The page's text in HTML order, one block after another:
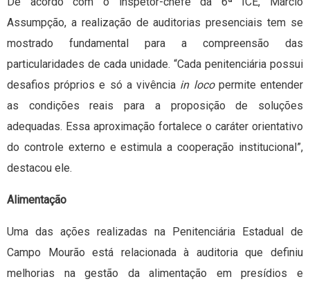
Assumpção, a realização de auditorias presenciais tem se
mostrado fundamental para a compreensão das
particularidades de cada unidade. “Cada penitenciária possui
desafios próprios e só a vivência in locopermite entender
as condições reais para a proposição de soluções
adequadas. Essa aproximação fortalece o caráter orientativo
do controle externo e estimula a cooperação institucional”,
destacou ele.
Alimentação
Uma das ações realizadas na Penitenciária Estadual de
Campo Mourão está relacionada à auditoria que definiu
melhorias na gestão da alimentação em presídios e